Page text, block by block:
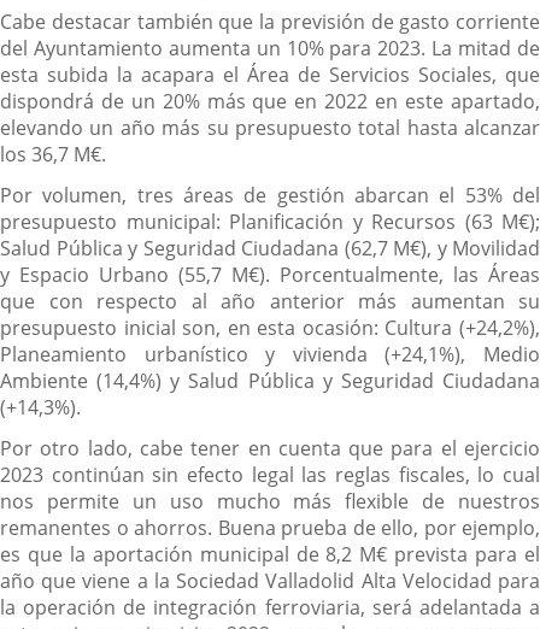
Cabe destacar también que la previsión de gasto corriente
del Ayuntamiento aumenta un 10% para 2023. La mitad de
esta subida la acapara el Área de Servicios Sociales, que
dispondrá de un 20% más que en 2022 en este apartado,
elevando un año más su presupuesto total hasta alcanzar
los 36,7 M€.
Por volumen, tres áreas de gestión abarcan el 53% del
presupuesto municipal: Planificación y Recursos (63 M€);
Salud Pública y Seguridad Ciudadana (62,7 M€), y Movilidad
y Espacio Urbano (55,7 M€). Porcentualmente, las Áreas
que con respecto al año anterior más aumentan su
presupuesto inicial son, en esta ocasión: Cultura (+24,2%),
Planeamiento urbanístico y vivienda (+24,1%), Medio
Ambiente (14,4%) y Salud Pública y Seguridad Ciudadana
(+14,3%).
Por otro lado, cabe tener en cuenta que para el ejercicio
2023 continúan sin efecto legal las reglas fiscales, lo cual
nos permite un uso mucho más flexible de nuestros
remanentes o ahorros. Buena prueba de ello, por ejemplo,
es que la aportación municipal de 8,2 M€ prevista para el
año que viene a la Sociedad Valladolid Alta Velocidad para
la operación de integración ferroviaria, será adelantada a